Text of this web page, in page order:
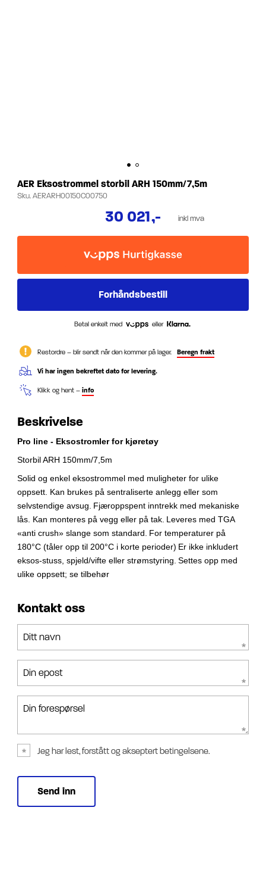
AER Eksostrommel storbil ARH 150mm/7,5m
Sku.AERARH00150C00750
30 021,- inkl mva
Betal enkelt med eller
Restordre – blir sendt når den kommer på lager. Beregn frakt
Vi har ingen bekreftet dato for levering.
Klikk og hent – info
Beskrivelse
Pro line - Eksostromler for kjøretøy
Storbil ARH 150mm/7,5m
Solid og enkel eksostrommel med muligheter for ulike
oppsett. Kan brukes på sentraliserte anlegg eller som
selvstendige avsug. Fjæroppspent inntrekk med mekaniske
lås. Kan monteres på vegg eller på tak. Leveres med TGA
«anti crush» slange som standard. For temperaturer på
180°C (tåler opp til 200°C i korte perioder) Er ikke inkludert
eksos-stuss, spjeld/vifte eller strømstyring. Settes opp med
ulike oppsett; se tilbehør
Kontakt oss
Ditt navn
Din epost
Din forespørsel
Jeg har lest, forstått og akseptert betingelsene.